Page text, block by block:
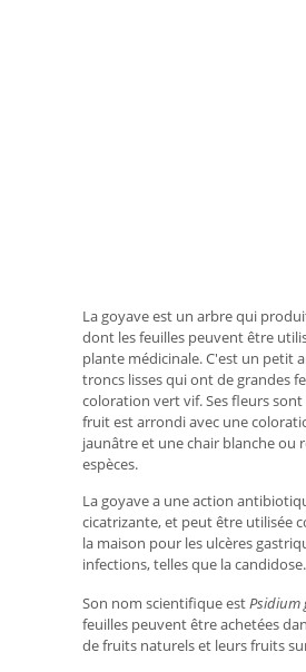
La goyave est un arbre qui
dont les feuilles peuvent être
plante médicinale. C'est un petit
troncs lisses qui ont de grandes
coloration vert vif. Ses fleurs
fruit est arrondi avec une
jaunâtre et une chair blanche ou
espèces.
La goyave a une action
cicatrizante, et peut être utilisée
la maison pour les ulcères
infections, telles que la candidose.
Son nom scientifique estPsidium
feuilles peuvent être achetées
de fruits naturels et leurs fruits